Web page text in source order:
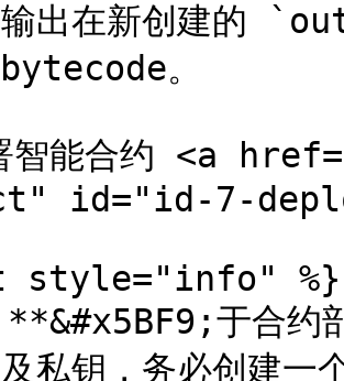
输出在新创建的
。
智能合约 <a
id="id-7-
style="info" %}
于合约
私钥，务必创建一